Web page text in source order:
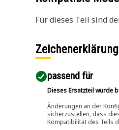
Für dieses Teil sind
Zeichenerklärung
passend für​
Dieses Ersatzteil wurde
Änderungen an der
sicherzustellen, dass
Kompatibilität des Teils